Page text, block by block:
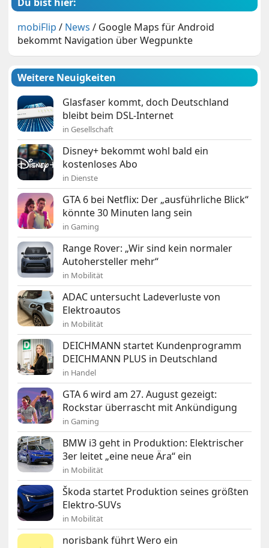
mobiFlip / News / Google Maps für Android
bekommt Navigation über Wegpunkte
Weitere Neuigkeiten
Glasfaser kommt, doch Deutschland
bleibt beim DSL-Internet
in Gesellschaft
Disney+ bekommt wohl bald ein
kostenloses Abo
in Dienste
GTA 6 bei Netflix: Der „ausführliche Blick“
könnte 30 Minuten lang sein
in Gaming
Range Rover: „Wir sind kein normaler
Autohersteller mehr“
in Mobilität
ADAC untersucht Ladeverluste von
Elektroautos
in Mobilität
DEICHMANN startet Kundenprogramm
DEICHMANN PLUS in Deutschland
in Handel
GTA 6 wird am 27. August gezeigt:
Rockstar überrascht mit Ankündigung
in Gaming
BMW i3 geht in Produktion: Elektrischer
3er leitet „eine neue Ära“ ein
in Mobilität
Škoda startet Produktion seines größten
Elektro-SUVs
in Mobilität
norisbank führt Wero ein